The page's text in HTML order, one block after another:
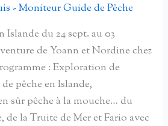
- Moniteur Guide de Pêche
Islande du 24 sept. au 03
de Yoann et Nordine chez
: Exploration de
pêche en Islande,
sûr pêche à la mouche… du
la Truite de Mer et Fario avec